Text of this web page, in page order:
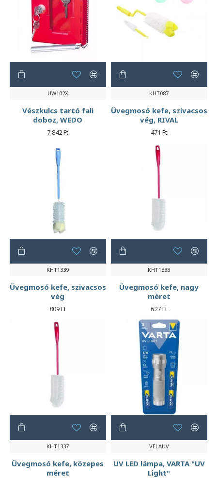
UW102X
Vészkulcs tartó fali
doboz, WEDO
7 842 Ft
KHT087
Üvegmosó kefe, szivacsos
vég, RIVAL
471 Ft
KHT1339
Üvegmosó kefe, szivacsos
vég
809 Ft
KHT1338
Üvegmosó kefe, nagy
méret
627 Ft
KHT1337
Üvegmosó kefe, közepes
méret
VELAUV
UV LED lámpa, VARTA "UV
Light"